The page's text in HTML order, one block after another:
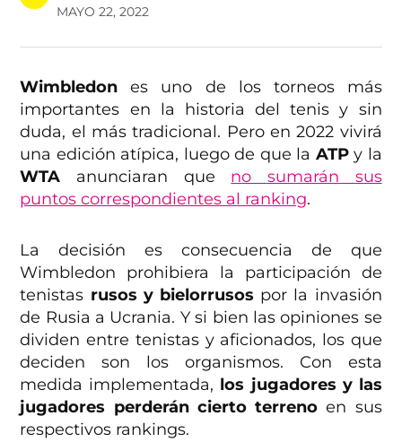
MAYO 22, 2022
Wimbledon es uno de los torneos más
importantes en la historia del tenis y sin
duda, el más tradicional. Pero en 2022 vivirá
una edición atípica, luego de que la ATPy la
WTA anunciaran que no sumarán sus
puntos correspondientes al ranking.
La decisión es consecuencia de que
Wimbledon prohibiera la participación de
tenistas rusos y bielorrusos por la invasión
de Rusia a Ucrania. Y si bien las opiniones se
dividen entre tenistas y aficionados, los que
deciden son los organismos. Con esta
medida implementada, los jugadores y las
jugadores perderán cierto terreno en sus
respectivos rankings.